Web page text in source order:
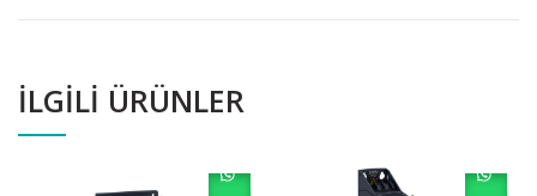
İLGILI ÜRÜNLER